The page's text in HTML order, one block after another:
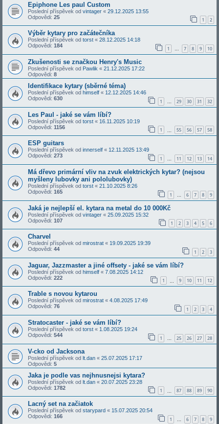
Epiphone Les paul Custom
Poslední příspěvek od vintager « 29.12.2025 13:55
Odpovědi: 25 1 2
Výběr kytary pro začátečníka
Poslední příspěvek od torst « 28.12.2025 14:18
Odpovědi: 184 1 … 7 8 9 10
Zkušenosti se značkou Henry's Music
Poslední příspěvek od Pawlik « 21.12.2025 17:22
Odpovědi: 8
Identifikace kytary (sběrné téma)
Poslední příspěvek od himself « 12.12.2025 14:46
Odpovědi: 630 1 … 29 30 31 32
Les Paul - jaké se vám líbí?
Poslední příspěvek od torst « 16.11.2025 10:19
Odpovědi: 1156 1 55 56 57 58
ESP guitars
Poslední příspěvek od innerself « 12.11.2025 13:49
Odpovědi: 273 1 … 11 12 13 14
Má dřevo primární vliv na zvuk elektrických kytar? (nejsou
myšleny lubovky ani pololubovky)
Poslední příspěvek od torst « 21.10.2025 8:26
Odpovědi: 165 1 6 7 8 9
Jaká je nejlepší el. kytara na metal do 10 000Kč
Poslední příspěvek od vintager « 25.09.2025 15:32
Odpovědi: 107 1 2 3 4 5 6
Charvel
Poslední příspěvek od mirostrat « 19.09.2025 19:39
Odpovědi: 44 1 2 3
Jaguar, Jazzmaster a jiné offsety - jaké se vám líbí?
Poslední příspěvek od himself « 7.08.2025 14:12
Odpovědi: 222 1 9 10 11 12
Trable s novou kytarou
Poslední příspěvek od mirostrat « 4.08.2025 17:49
Odpovědi: 76 1 2 3 4
Stratocaster - jaké se vám líbí?
Poslední příspěvek od torst « 1.08.2025 19:24
Odpovědi: 544 1 … 25 26 27 28
V-cko od Jacksona
Poslední příspěvek od lt.dan « 25.07.2025 17:17
Odpovědi: 5
Jaka je podle vas nejhnusnejsi kytara?
Poslední příspěvek od lt.dan « 20.07.2025 23:28
Odpovědi: 1782 1 87 88 89 90
Lacný set na začiatok
Poslední příspěvek od starypard « 15.07.2025 20:54
Odpovědi: 166 1 … 6 7 8 9